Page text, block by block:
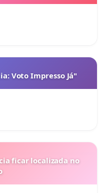
Voto Impresso Já"
ficar localizada no